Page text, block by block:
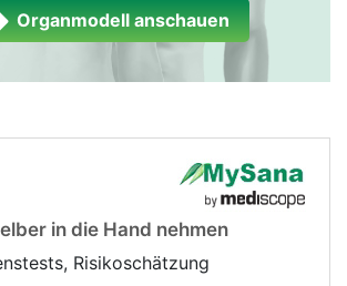
Organmodell anschauen
in die Hand nehmen
Risikoschätzung